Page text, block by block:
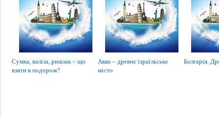
Сумка, валіза, рюкзак – що
взяти в подорож?
Акко – древнє ізраїльське
місто
Болгарія.